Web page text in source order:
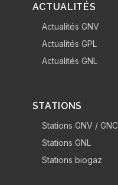
ACTUALITÉS
Actualités GNV
Actualités GPL
Actualités GNL
STATIONS
Stations GNV / GNC
Stations GNL
Stations biogaz